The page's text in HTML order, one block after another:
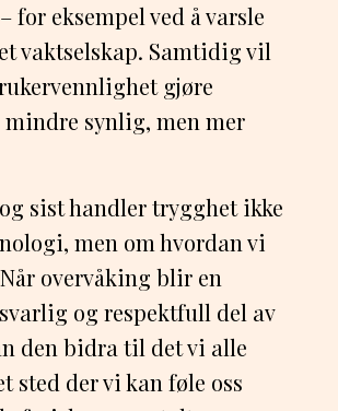
for eksempel ved å varsle
vaktselskap. Samtidig vil
gjøre
synlig, men mer
sist handler trygghet ikke
men om hvordan vi
overvåking blir en
og respektfull del av
den bidra til det vi alle
sted der vi kan føle oss